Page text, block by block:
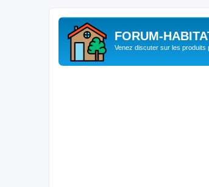
FORUM-
Venez discuter sur les produits